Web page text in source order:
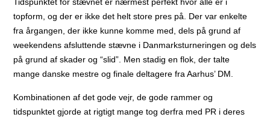
topform, og der er ikke det helt store pres på. Der var enkelte
fra årgangen, der ikke kunne komme med, dels på grund af
weekendens afsluttende stævne i Danmarksturneringen og dels
på grund af skader og “slid”. Men stadig en flok, der talte
mange danske mestre og finale deltagere fra Aarhus’ DM.
Kombinationen af det gode vejr, de gode rammer og
tidspunktet gjorde at rigtigt mange tog derfra med PR i deres